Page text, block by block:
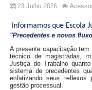
Denúncia Assédio
Notícia de
Denúncia Atos de
Contato
23 Julho 2026
Informamos que Escola
"Precedentes e novos
A presente capacitação
técnico de magistradas,
Justiça do Trabalho
sistema de precedentes
enfatizando seus reflexos
gestão processual.